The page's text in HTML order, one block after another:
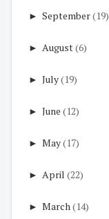
► September(19)
► August(6)
► July(19)
► June (12)
► May(17)
► April (22)
► March(14)